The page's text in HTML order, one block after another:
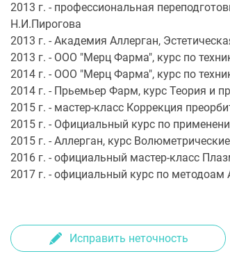
2013 г. - профессиональная
Н.И.Пирогова
2013 г. - Академия Аллерган,
2013 г. - ООО "Мерц Фарма", курс по
2014 г. - ООО "Мерц Фарма", курс по
2014 г. - Прьемьер Фарм, курс Теория и
2015 г. - мастер-класс Коррекция
2015 г. - Официальный курс по
2015 г. - Аллерган, курс
2016 г. - официальный мастер-класс
2017 г. - официальный курс по методоам
Исправить неточность